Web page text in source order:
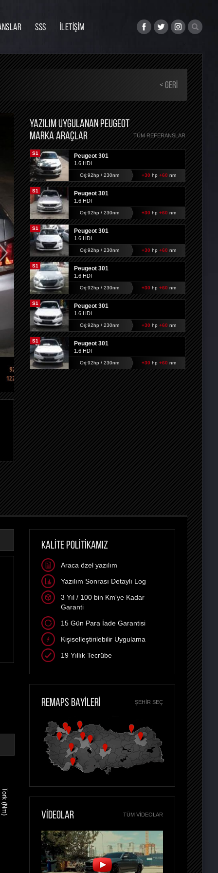
SSS İLETİŞİM
< GERI
YAZILIM UYGULANAN PEUGEOT
MARKA ARAÇLAR
TÜM REFERANSLAR
S1 Peugeot 301
1.6 HDI
Orj:92hp / 230nm +30 hp +60 nm
S1 Peugeot 301
1.6 HDI
Orj:92hp / 230nm +30 hp +60 nm
S1 Peugeot 301
1.6 HDI
Orj:92hp / 230nm +30 hp +60 nm
S1 Peugeot 301
1.6 HDI
Orj:92hp / 230nm +30 hp +60 nm
S1 Peugeot 301
1.6 HDI
Orj:92hp / 230nm +30 hp +60 nm
S1 Peugeot 301
1.6 HDI
Orj:92hp / 230nm +30 hp +60 nm
Tork (Nm)
KALİTE POLİTİKAMIZ
Araca özel yazılım
Yazılım Sonrası Detaylı Log
3 Yıl / 100 bin Km'ye Kadar
Garanti
15 Gün Para İade Garantisi
Kişiselleştirilebilir Uygulama
19 Yıllık Tecrübe
REMAPS BAYİLERİ ŞEHIR SEÇ
VİDEOLAR TÜM VIDEOLAR